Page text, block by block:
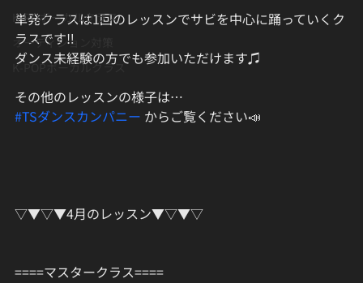
K-POボーカルクラス
オーディション対策
K-POPボーカルクラス
単発クラスは1回のレッスンでサビを中心に踊っていくク
ラスです‼️
ダンス未経験の方でも参加いただけます♫﻿
その他のレッスンの様子は…﻿
#TSダンスカンパニー からご覧ください📣﻿
▽▼▽▼4月のレッスン▼▽▼▽﻿
====マスタークラス====